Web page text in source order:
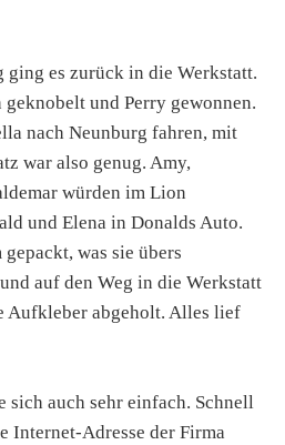
es zurück in die Werkstatt.
und Perry gewonnen.
nach Neunburg fahren, mit
war also genug. Amy,
würden im Lion
und Elena in Donalds Auto.
was sie übers
auf den Weg in die Werkstatt
Aufkleber abgeholt. Alles lief
sich auch sehr einfach. Schnell
Internet-Adresse der Firma